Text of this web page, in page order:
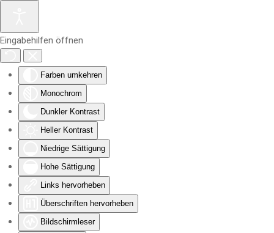
Eingabehilfen öffnen
Farben umkehren
Monochrom
Dunkler Kontrast
Heller Kontrast
Niedrige Sättigung
Hohe Sättigung
Links hervorheben
Überschriften hervorheben
Bildschirmleser